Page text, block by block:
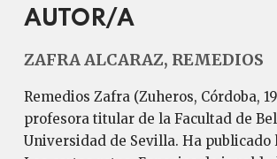
AUTOR/A
ZAFRA ALCARAZ, REMEDIOS
Remedios Zafra (Zuheros, Córdoba,
profesora titular de la Facultad de
Universidad de Sevilla. Ha publicado